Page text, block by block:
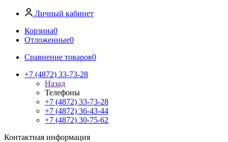
Личный кабинет
Корзина0
Отложенные0
Сравнение товаров0
+7 (4872) 33-73-28
Назад
Телефоны
+7 (4872) 33-73-28
+7 (4872) 36-43-44
+7 (4872) 30-75-62
Контактная информация